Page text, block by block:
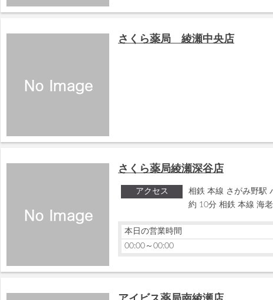
さくら薬局 綾瀬中央店
さくら薬局綾瀬深谷店
アクセス
相鉄 本線 さがみ野駅
約 10分 相鉄 本線 海
本日の営業時間
00:00～00:00